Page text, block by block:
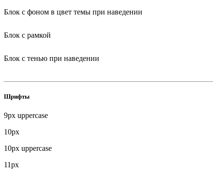
Блок с фоном в цвет темы при наведении
Блок с рамкой
Блок с тенью при наведении
Шрифты
9px uppercase
10px
10px uppercase
11px